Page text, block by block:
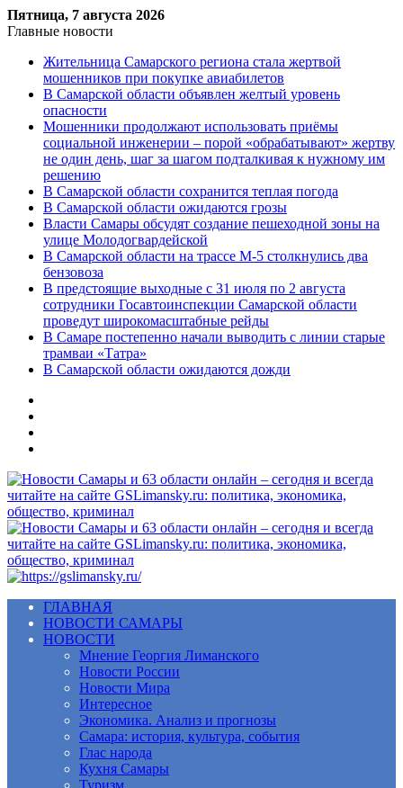
Пятница, 7 августа 2026
Главные новости
Жительница Самарского региона стала жертвой
мошенников при покупке авиабилетов
В Самарской области объявлен желтый уровень
опасности
Мошенники продолжают использовать приёмы
социальной инженерии – порой «обрабатывают» жертву
не один день, шаг за шагом подталкивая к нужному им
решению
В Самарской области сохранится теплая погода
В Самарской области ожидаются грозы
Власти Самары обсудят создание пешеходной зоны на
улице Молодогвардейской
В Самарской области на трассе М-5 столкнулись два
бензовоза
В предстоящие выходные с 31 июля по 2 августа
сотрудники Госавтоинспекции Самарской области
проведут широкомасштабные рейды
В Самаре постепенно начали выводить с линии старые
трамваи «Татра»
В Самарской области ожидаются дожди
Меню
ГЛАВНАЯ
НОВОСТИ САМАРЫ
НОВОСТИ
Мнение Георгия Лиманского
Новости России
Новости Мира
Интересное
Экономика. Анализ и прогнозы
Самара: история, культура, события
Глас народа
Кухня Самары
Туризм